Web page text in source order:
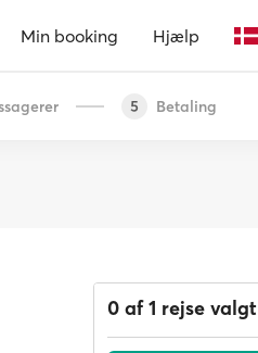
Min booking Hjælp
5 Betaling
0 af 1 rejse valgt